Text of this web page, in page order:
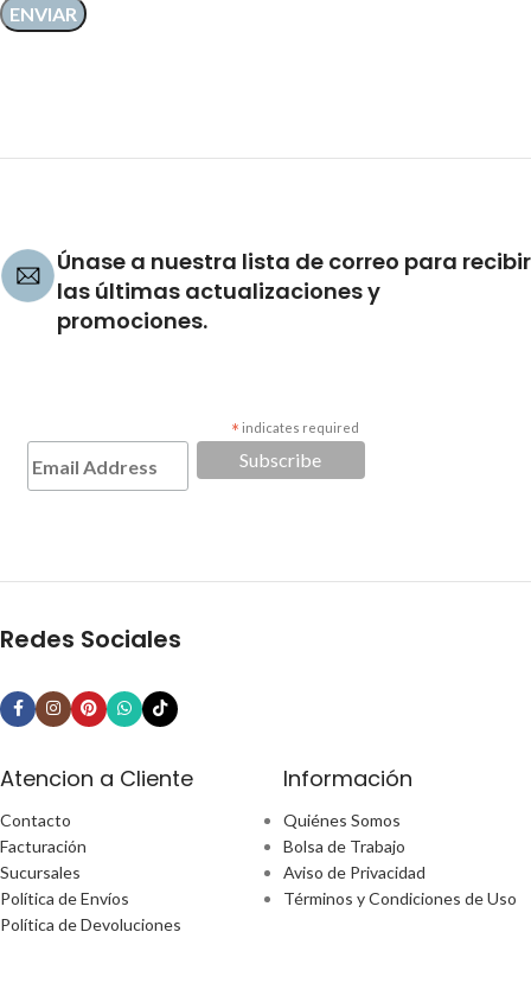
Únase a nuestra lista de correo para recibir
las últimas actualizaciones y
promociones.
* indicates required
Redes Sociales
Atencion a Cliente
Contacto
Facturación
Sucursales
Política de Envíos
Política de Devoluciones
Información
Quiénes Somos
Bolsa de Trabajo
Aviso de Privacidad
Términos y Condiciones de Uso